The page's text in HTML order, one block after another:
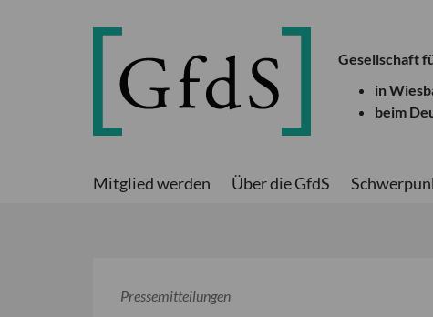
Gesellschaft
in
beim
Mitglied werden Über die GfdS
Pressemitteilungen